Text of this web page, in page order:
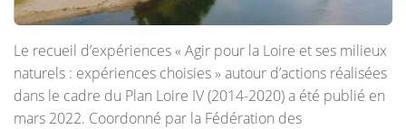
Le recueil d’expériences « Agir pour la Loire et ses milieux
naturels : expériences choisies » autour d’actions réalisées
dans le cadre du Plan Loire IV (2014-2020) a été publié en
mars 2022. Coordonné par la Fédération des